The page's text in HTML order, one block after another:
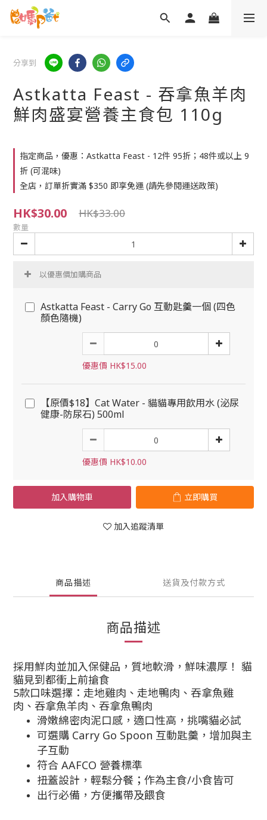
分享到
Astkatta Feast - 吞拿魚羊肉
鮮肉盛宴營養主食包 110g
指定商品，優惠：Astkatta Feast - 12件 95折；48件或以上 9
折 (可混味)
全店，訂單折實滿 $350 即享免運 (請先參閱運送政策)
HK$30.00 HK$33.00
數量
以優惠價加購商品
Astkatta Feast - Carry Go 互動匙羹一個 (四色
顏色隨機)
優惠價 HK$15.00
【原價$18】Cat Water - 貓貓專用飲用水 (泌尿
健康-防尿石) 500ml
優惠價 HK$10.00
加入購物車 立即購買
加入追蹤清單
商品描述 送貨及付款方式
商品描述
採用鮮肉並加入保健品，質地軟滑，鮮味濃厚！ 貓
貓見到都衝上前搶食
5款口味選擇： 走地雞肉、 走地鴨肉、吞拿魚雞
肉、吞拿魚羊肉、吞拿魚鴨肉
滑嫩綿密肉泥口感，適口性高，挑嘴貓必試
可選購 Carry Go Spoon 互動匙羹，增加與主
子互動
符合 AAFCO 營養標準
扭蓋設計，輕鬆分餐；作為主食/小食皆可
出行必備，方便攜帶及餵食